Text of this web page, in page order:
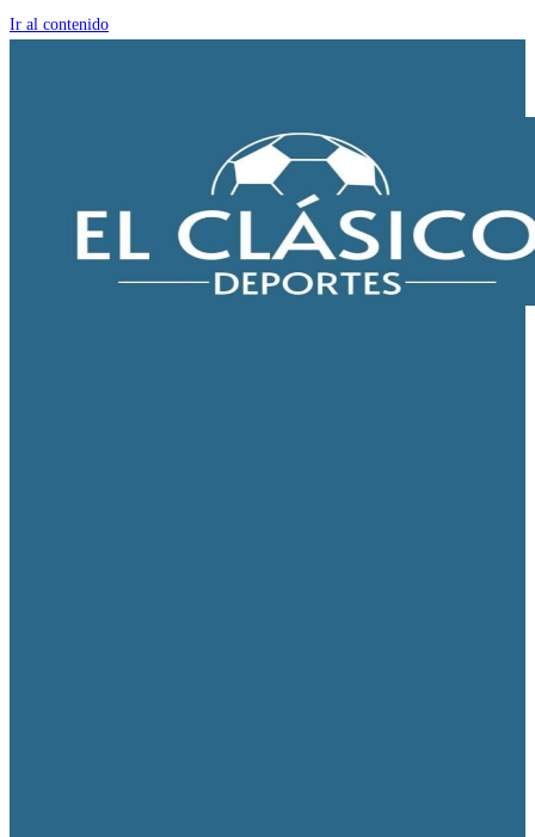
Ir al contenido